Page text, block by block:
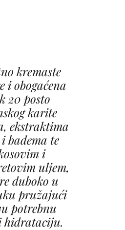
kremaste
i obogaćena
20 posto
karite
ekstraktima
badema te
i
uljem,
duboko u
pružajući
potrebnu
hidrataciju.